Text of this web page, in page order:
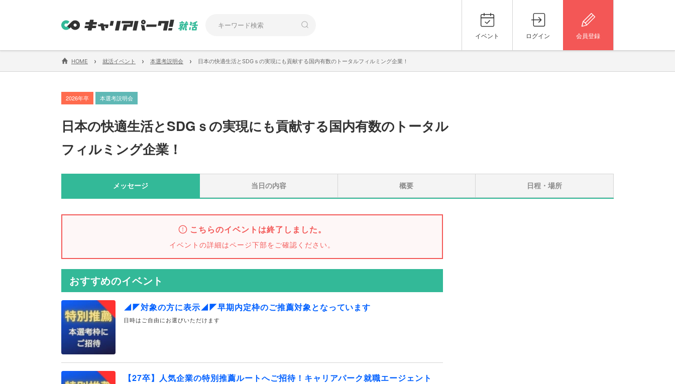
イベント ログイン 会員登録
HOME › 就活イベント › 本選考説明会 › 日本の快適生活とSDGｓの実現にも貢献する国内有数のトータルフィルミング企業！
2026年卒 本選考説明会
日本の快適生活とSDGｓの実現にも貢献する国内有数のトータル
フィルミング企業！
メッセージ 当日の内容 概要 日程・場所
こちらのイベントは終了しました。
イベントの詳細はページ下部をご確認ください。
おすすめのイベント
◢◤対象の方に表示◢◤早期内定枠のご推薦対象となっています
日時はご自由にお選びいただけます
【27卒】人気企業の特別推薦ルートへご招待！キャリアパーク就職エージェント